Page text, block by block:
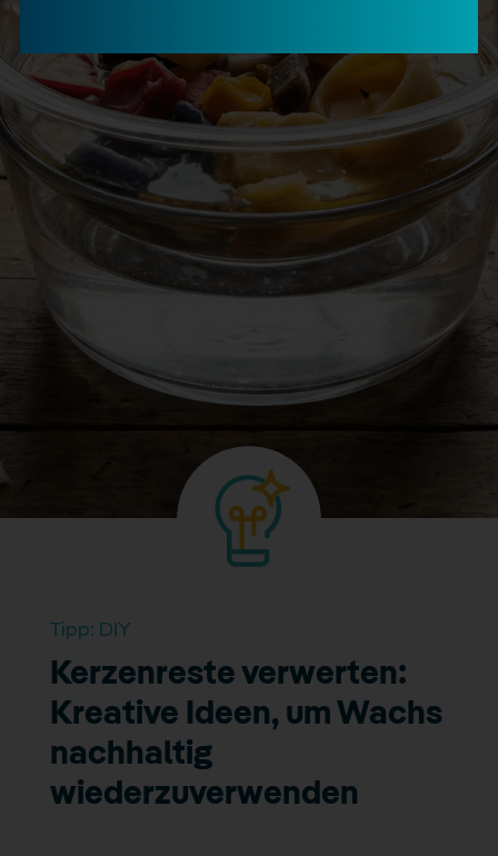
Tipp: DIY
Kerzenreste verwerten:
Kreative Ideen, um Wachs
nachhaltig
wiederzuverwenden